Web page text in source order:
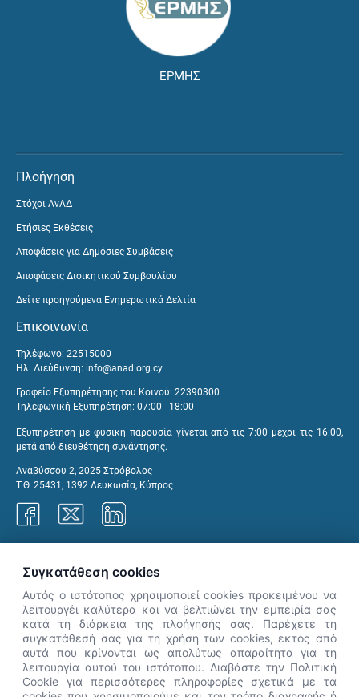
ΕΡΜΗΣ
Πλοήγηση
Στόχοι ΑνΑΔ
Ετήσιες Εκθέσεις
Αποφάσεις για Δημόσιες Συμβάσεις
Αποφάσεις Διοικητικού Συμβουλίου
Δείτε προηγούμενα Ενημερωτικά Δελτία
Επικοινωνία
Τηλέφωνο: 22515000
Ηλ. Διεύθυνση: info@anad.org.cy
Γραφείο Εξυπηρέτησης του Κοινού: 22390300
Τηλεφωνική Εξυπηρέτηση: 07:00 - 18:00
Εξυπηρέτηση με φυσική παρουσία γίνεται από τις 7:00 μέχρι τις 16:00,
μετά από διευθέτηση συνάντησης.
Αναβύσσου 2, 2025 Στρόβολος
Τ.Θ. 25431, 1392 Λευκωσία, Κύπρος
👋 Καλώς ήρθες! Είμαι η Νόησις.
Πες μου πώς μπορώ να σε βοηθήσω
σήμερα.
Συγκατάθεση cookies
Αυτός ο ιστότοπος χρησιμοποιεί cookies προκειμένου να
λειτουργέι καλύτερα και να βελτιώνει την εμπειρία σας
κατά τη διάρκεια της πλοήγησής σας. Παρέχετε τη
συγκατάθεσή σας για τη χρήση των cookies, εκτός από
αυτά που κρίνονται ως απολύτως απαραίτητα για τη
λειτουργία αυτού του ιστότοπου. Διαβάστε την Πολιτική
Cookie για περισσότερες πληροφορίες σχετικά με τα